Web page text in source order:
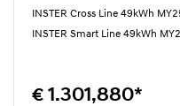
INSTER Cross Line 49kWh
INSTER Smart Line 49kWh
€ 1.301,880*